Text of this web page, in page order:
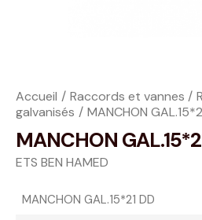
Accueil Raccords et vannes
galvanisés
MANCHON
MANCHON
ETS BEN HAMED
MANCHON GAL.15*21 DD